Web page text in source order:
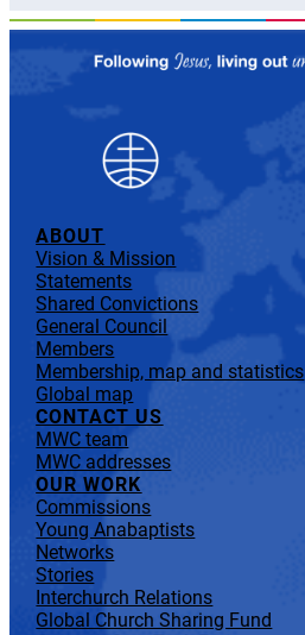
ABOUT
Vision & Mission
Statements
Shared Convictions
General Council
Members
Membership, map and statistics
Global map
CONTACT US
MWC team
MWC addresses
OUR WORK
Commissions
Young Anabaptists
Networks
Stories
Interchurch Relations
Global Church Sharing Fund